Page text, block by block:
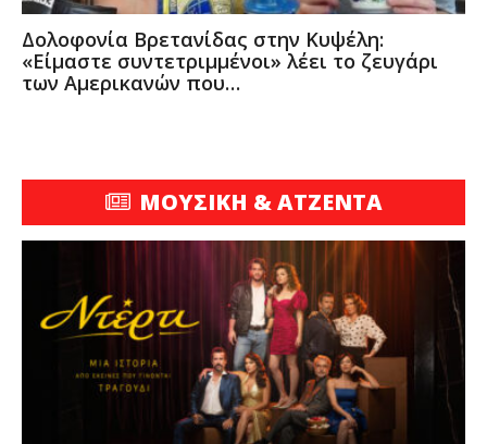
Δολοφονία Βρετανίδας στην Κυψέλη:
«Είμαστε συντετριμμένοι» λέει το ζευγάρι
των Αμερικανών που…
ΜΟΥΣΙΚΗ & ΑΤΖΕΝΤΑ